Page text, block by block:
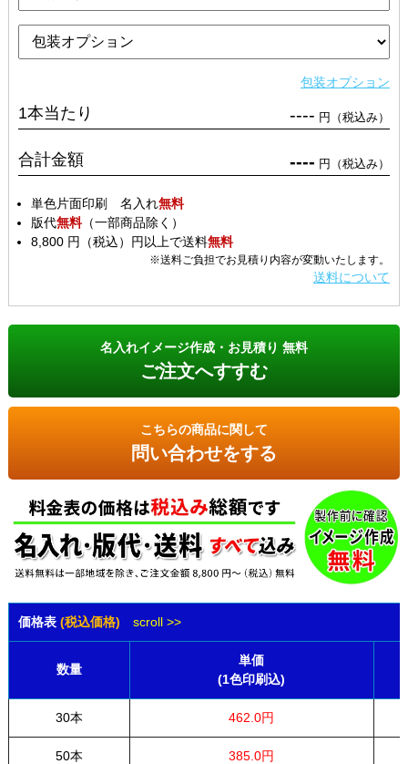
包装オプション
1本当たり ---- 円（税込み）
合計金額 ---- 円（税込み）
単色片面印刷 名入れ無料
版代無料（一部商品除く）
8,800 円（税込）円以上で送料無料
※送料ご負担でお見積り内容が変動いたします。
送料について
名入れイメージ作成・お見積り 無料
ご注文へすすむ
こちらの商品に関して
問い合わせをする
価格表 (税込価格) scroll >>
数量
単価
(1色印刷込)
30本 462.0円
50本 385.0円